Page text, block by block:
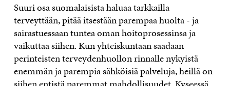
Suuri osa suomalaisista haluaa tarkkailla
terveyttään, pitää itsestään parempaa huolta ­- ja
sairastuessaan tuntea oman hoitoprosessinsa ja
vaikuttaa siihen. Kun yhteiskuntaan saadaan
perinteisten terveydenhuollon rinnalle nykyistä
enemmän ja parempia sähköisiä palveluja, heillä on